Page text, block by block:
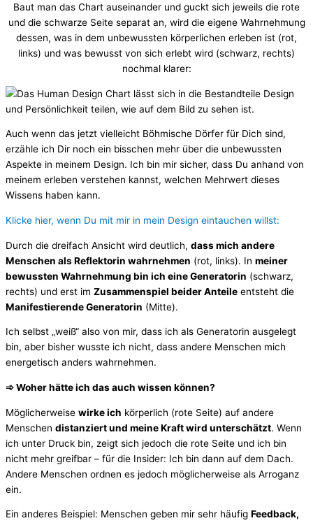
Baut man das Chart auseinander und guckt sich jeweils die rote
und die schwarze Seite separat an, wird die eigene Wahrnehmung
dessen, was in dem unbewussten körperlichen erleben ist (rot,
links) und was bewusst von sich erlebt wird (schwarz, rechts)
nochmal klarer:
Auch wenn das jetzt vielleicht Böhmische Dörfer für Dich sind,
erzähle ich Dir noch ein bisschen mehr über die unbewussten
Aspekte in meinem Design. Ich bin mir sicher, dass Du anhand von
meinem erleben verstehen kannst, welchen Mehrwert dieses
Wissens haben kann.
Klicke hier, wenn Du mit mir in mein Design eintauchen willst:
Durch die dreifach Ansicht wird deutlich, dass mich andere
Menschen als Reflektorin wahrnehmen (rot, links). In meiner
bewussten Wahrnehmung bin ich eine Generatorin (schwarz,
rechts) und erst im Zusammenspiel beider Anteile entsteht die
Manifestierende Generatorin (Mitte).
Ich selbst „weiß“ also von mir, dass ich als Generatorin ausgelegt
bin, aber bisher wusste ich nicht, dass andere Menschen mich
energetisch anders wahrnehmen.
➾ Woher hätte ich das auch wissen können?
Möglicherweise wirke ich körperlich (rote Seite) auf andere
Menschen distanziert und meine Kraft wird unterschätzt. Wenn
ich unter Druck bin, zeigt sich jedoch die rote Seite und ich bin
nicht mehr greifbar – für die Insider: Ich bin dann auf dem Dach.
Andere Menschen ordnen es jedoch möglicherweise als Arroganz
ein.
Ein anderes Beispiel: Menschen geben mir sehr häufig Feedback,